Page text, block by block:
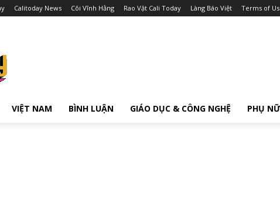
Calitoday News Cõi Vĩnh Hằng Rao Vặt Cali Today Làng Báo Việt Terms of
VIỆT NAM BÌNH LUẬN GIÁO DỤC & CÔNG NGHỆ PHỤ NỮ